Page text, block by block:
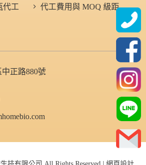
代工 代工費用與 MOQ 級距
正路880號